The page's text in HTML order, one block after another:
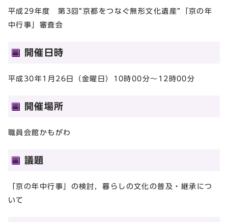
平成29年度 第3回“京都をつなぐ無形文化遺産”「京の年
中行事」審査会
開催日時
平成30年1月26日（金曜日）10時00分～12時00分
開催場所
職員会館かもがわ
議題
「京の年中行事」の検討，暮らしの文化の普及・継承につ
いて